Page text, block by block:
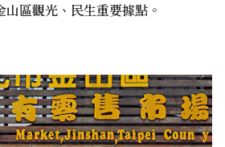
區觀光、民生重要據點。